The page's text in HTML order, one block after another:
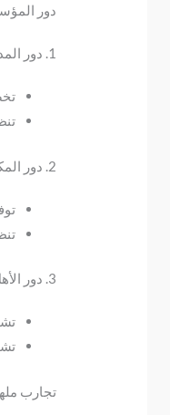
دور
1. دور المدارس
2. دور المكتبات العامة
3. دور الأهل والمجتمع
تجارب